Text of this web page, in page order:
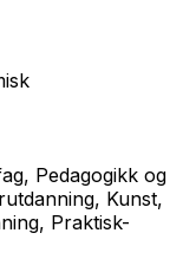
Pedagogikk og
Kunst,
Praktisk-